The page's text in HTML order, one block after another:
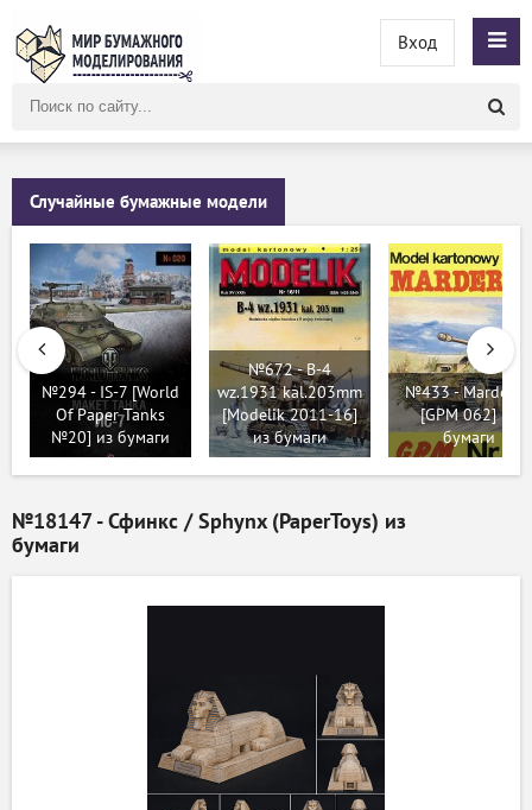
сайту
Вход
Случайные бумажные модели
№294 - IS-7 [World
Of Paper Tanks
№20] из бумаги
№672 - B-4
wz.1931 kal.203mm
[Modelik 2011-16]
из бумаги
№433 - Marder III
[GPM 062] из
бумаги
№18147 - Сфинкс / Sphynx (PaperToys) из
бумаги